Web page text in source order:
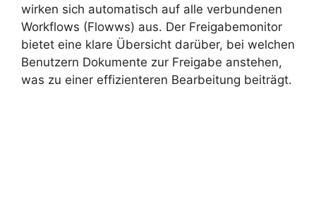
wirken sich automatisch auf alle verbundenen
Workflows (Flowws) aus. Der Freigabemonitor
bietet eine klare Übersicht darüber, bei welchen
Benutzern Dokumente zur Freigabe anstehen,
was zu einer effizienteren Bearbeitung beiträgt.